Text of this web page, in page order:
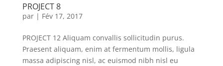
PROJECT 8
par | Fév 17, 2017
PROJECT 12 Aliquam convallis sollicitudin purus.
Praesent aliquam, enim at fermentum mollis, ligula
massa adipiscing nisl, ac euismod nibh nisl eu